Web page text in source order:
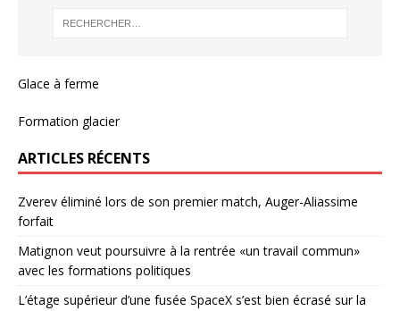
Glace à ferme
Formation glacier
ARTICLES RÉCENTS
Zverev éliminé lors de son premier match, Auger-Aliassime
forfait
Matignon veut poursuivre à la rentrée «un travail commun»
avec les formations politiques
L’étage supérieur d’une fusée SpaceX s’est bien écrasé sur la